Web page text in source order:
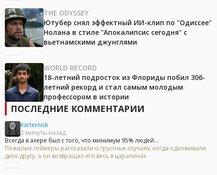
THE ODYSSEY
Ютубер снял эффектный ИИ-клип по "Одиссее"
Нолана в стиле "Апокалипсис сегодня" с
вьетнамскими джунглями
WORLD RECORD
18-летний подросток из Флориды побил 306-
летний рекорд и стал самым молодым
профессором в истории
ПОСЛЕДНИЕ КОММЕНТАРИИ
Karternick
2 минуты назад
Всегда в ахере был с того, что минимум 95% людей...
Пожилые геймеры рассказали о грустных случаях, когда одалживали
диск другу, а он возвращал его весь в царапинах